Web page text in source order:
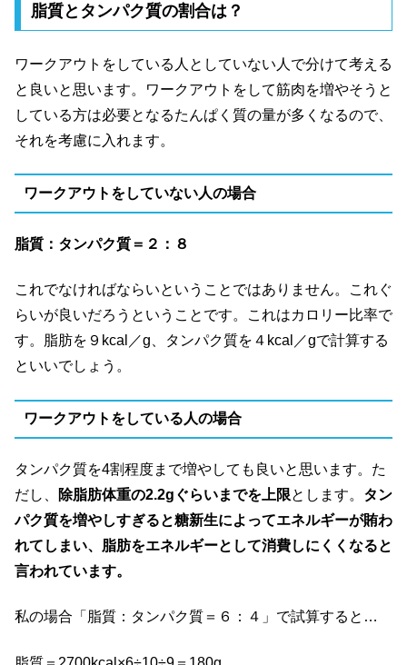
脂質とタンパク質の割合は？
ワークアウトをしている人としていない人で分けて考える
と良いと思います。ワークアウトをして筋肉を増やそうと
している方は必要となるたんぱく質の量が多くなるので、
それを考慮に入れます。
ワークアウトをしていない人の場合
脂質：タンパク質＝２：８
これでなければならいということではありません。これぐ
らいが良いだろうということです。これはカロリー比率で
す。脂肪を９kcal／g、タンパク質を４kcal／gで計算する
といいでしょう。
ワークアウトをしている人の場合
タンパク質を4割程度まで増やしても良いと思います。た
だし、
除脂肪体重の2.2gぐらいまでを上限とします。 タン
パク質を増やしすぎると糖新生によってエネルギーが賄わ
れてしまい、脂肪をエネルギーとして消費しにくくなると
言われています。
私の場合「脂質：タンパク質＝６：４」で試算すると…